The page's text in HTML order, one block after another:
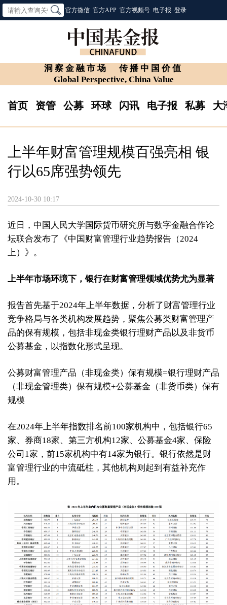
官方微信 官方APP 官方视频号 电子报 登录
洞察金融市场
传播中国价值
Global Perspective, China Value
首页 资管 公募 环球 闪讯 电子报 私募 大
上半年财富管理规模百强亮相 银
行以65席强势领先
2024-10-30 10:17
近日，中国人民大学国际货币研究所与数字金融合作论
坛联合发布了《中国财富管理行业趋势报告（2024
上）》。
上半年市场环境下，银行在财富管理领域优势尤为显著
报告首先基于2024年上半年数据，分析了财富管理行业
竞争格局与各类机构发展趋势，聚焦公募类财富管理产
品的保有规模，包括非现金类银行理财产品以及非货币
公募基金，以指数化形式呈现。
公募财富管理产品（非现金类）保有规模=银行理财产品
（非现金管理类）保有规模+公募基金（非货币类）保有
规模
在2024年上半年指数排名前100家机构中，包括银行65
家、券商18家、第三方机构12家、公募基金4家、保险
公司1家，前15家机构中有14家为银行。银行依然是财
富管理行业的中流砥柱，其他机构则起到有益补充作
用。